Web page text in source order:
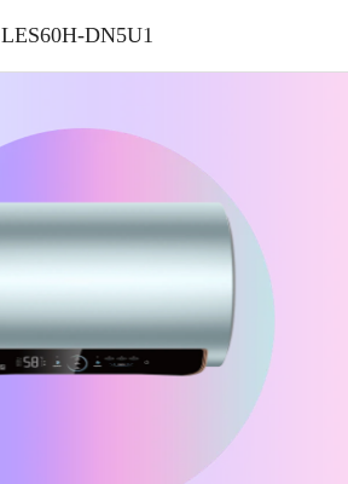
LES60H-DN5U1